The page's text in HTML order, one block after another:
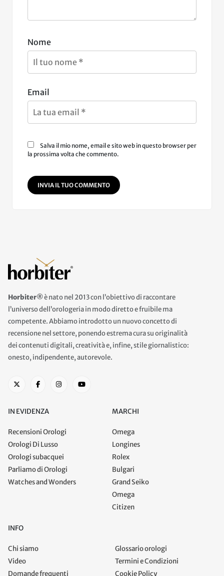
Nome
Email
Salva il mio nome, email e sito web in questo browser per
la prossima volta che commento.
INVIA IL TUO COMMENTO
Horbiter®è nato nel 2013 con l’obiettivo di raccontare
l’universo dell’orologeria in modo diretto e fruibile ma
competente. Abbiamo introdotto un nuovo concetto di
recensione nel settore, ponendo estrema cura su originalità
dei contenuti digitali, creatività e, infine, stile giornalistico:
onesto, indipendente, autorevole.
IN EVIDENZA
Recensioni Orologi
Orologi Di Lusso
Orologi subacquei
Parliamo di Orologi
Watches and Wonders
MARCHI
Omega
Longines
Rolex
Bulgari
Grand Seiko
Omega
Citizen
INFO
Chi siamo
Video
Domande frequenti
Glossario orologi
Termini e Condizioni
Cookie Policy